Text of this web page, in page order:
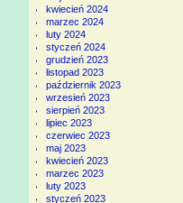
kwiecień 2024
marzec 2024
luty 2024
styczeń 2024
grudzień 2023
listopad 2023
październik 2023
wrzesień 2023
sierpień 2023
lipiec 2023
czerwiec 2023
maj 2023
kwiecień 2023
marzec 2023
luty 2023
styczeń 2023